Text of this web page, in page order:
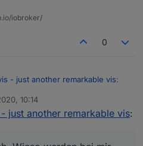
iobroker/
0
- just another remarkable vis:
injarvis - just another
Adapter angelegt. Aber
10:14
just another remarkable vis: